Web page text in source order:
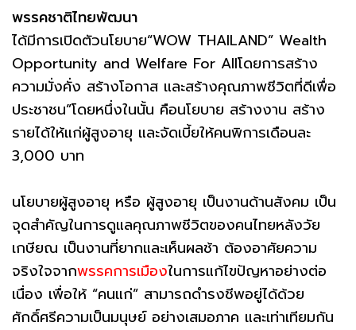
พรรคชาติไทยพัฒนา
ได้มีการเปิดตัวนโยบาย“WOW THAILAND” Wealth
Opportunity and Welfare For Allโดยการสร้าง
ความมั่งคั่ง สร้างโอกาส และสร้างคุณภาพชีวิตที่ดีเพื่อ
ประชาชน”โดยหนึ่งในนั้น คือนโยบาย สร้างงาน สร้าง
รายได้ให้แก่ผู้สูงอายุ และจัดเบี้ยให้คนพิการเดือนละ
3,000 บาท
นโยบายผู้สูงอายุ หรือ ผู้สูงอายุ เป็นงานด้านสังคม เป็น
จุดสำคัญในการดูแลคุณภาพชีวิตของคนไทยหลังวัย
เกษียณ เป็นงานที่ยากและเห็นผลช้า ต้องอาศัยความ
จริงใจจากพรรคการเมืองในการแก้ไขปัญหาอย่างต่อ
เนื่อง เพื่อให้ “คนแก่” สามารถดำรงชีพอยู่ได้ด้วย
ศักดิ์ศรีความเป็นมนุษย์ อย่างเสมอภาค และเท่าเทียมกัน